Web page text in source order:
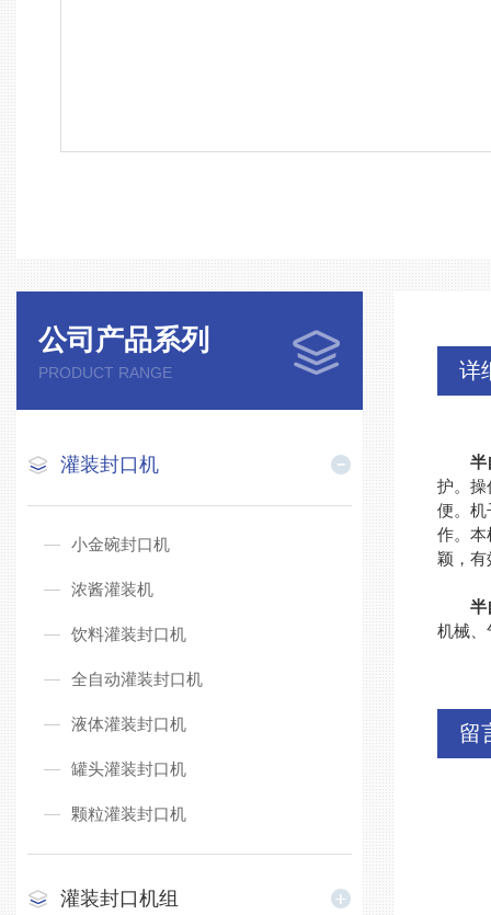
公司产品系列
PRODUCT RANGE
灌装封口机
小金碗封口机
浓酱灌装机
饮料灌装封口机
全自动灌装封口机
液体灌装封口机
罐头灌装封口机
颗粒灌装封口机
灌装封口机组
详
半
护。操
便。机
作。本
颖，有
半
机械、
留